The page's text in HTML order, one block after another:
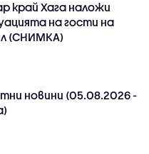
край Хага наложи
на гости на
(СНИМКА)
новини (05.08.2026 -